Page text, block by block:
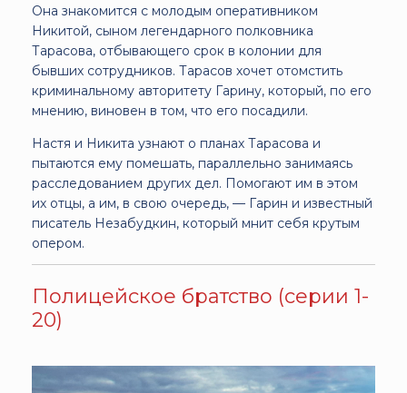
Она знакомится с молодым оперативником
Никитой, сыном легендарного полковника
Тарасова, отбывающего срок в колонии для
бывших сотрудников. Тарасов хочет отомстить
криминальному авторитету Гарину, который, по его
мнению, виновен в том, что его посадили.
Настя и Никита узнают о планах Тарасова и
пытаются ему помешать, параллельно занимаясь
расследованием других дел. Помогают им в этом
их отцы, а им, в свою очередь, — Гарин и известный
писатель Незабудкин, который мнит себя крутым
опером.
Полицейское братство (серии 1-
20)